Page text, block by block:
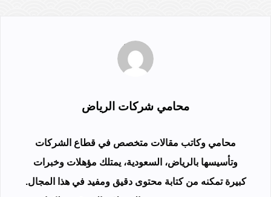
محامي شركات الرياض
محامي وكاتب مقالات متخصص في قطاع الشركات
وتأسيسها بالرياض، السعودية، يمتلك مؤهلات وخبرات
كبيرة تمكنه من كتابة محتوى دقيق ومفيد في هذا المجال.